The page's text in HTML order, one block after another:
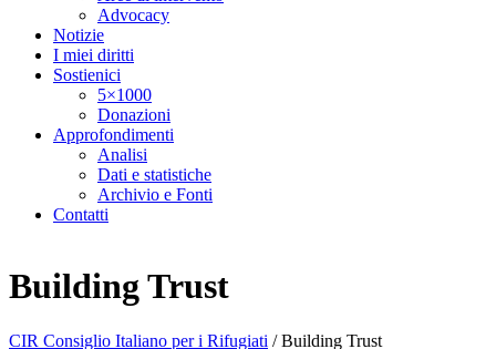
Advocacy
Notizie
I miei diritti
Sostienici
5×1000
Donazioni
Approfondimenti
Analisi
Dati e statistiche
Archivio e Fonti
Contatti
Building Trust
CIR Consiglio Italiano per i Rifugiati /Building Trust